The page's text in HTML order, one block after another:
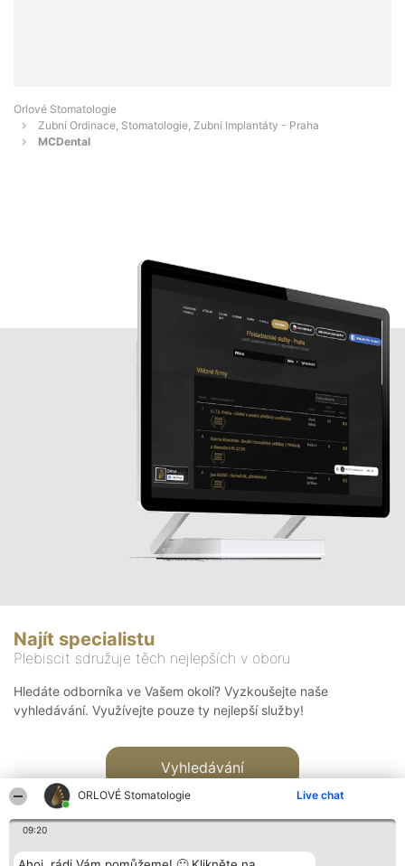
ORLOVÉ Stomatologie Live chat
09:20
Orlové Stomatologie
Zubní Ordinace, Stomatologie, Zubní Implantáty - Praha
MCDental
Najít specialistu
Plebiscit sdružuje těch nejlepších v oboru
Hledáte odborníka ve Vašem okolí? Vyzkoušejte naše
vyhledávání. Využívejte pouze ty nejlepší služby!
Vyhledávání